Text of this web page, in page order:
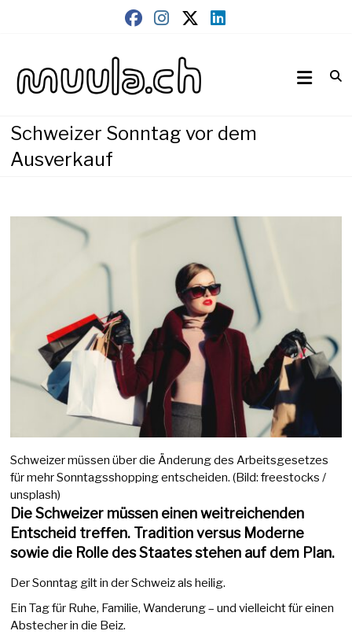
muula.ch
Schweizer Sonntag vor dem
Ausverkauf
Schweizer müssen über die Änderung des Arbeitsgesetzes
für mehr Sonntagsshopping entscheiden. (Bild: freestocks /
unsplash)
Die Schweizer müssen einen weitreichenden
Entscheid treffen. Tradition versus Moderne
sowie die Rolle des Staates stehen auf dem Plan.
Der Sonntag gilt in der Schweiz als heilig.
Ein Tag für Ruhe, Familie, Wanderung – und vielleicht für einen
Abstecher in die Beiz.